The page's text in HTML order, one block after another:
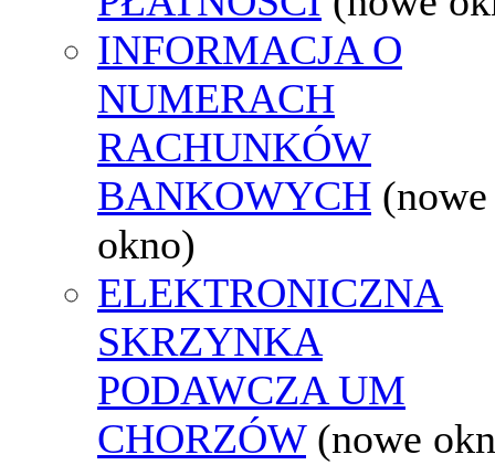
INFORMACJA O
NUMERACH
RACHUNKÓW
BANKOWYCH (nowe
okno)
ELEKTRONICZNA
SKRZYNKA
PODAWCZA UM
CHORZÓW (nowe